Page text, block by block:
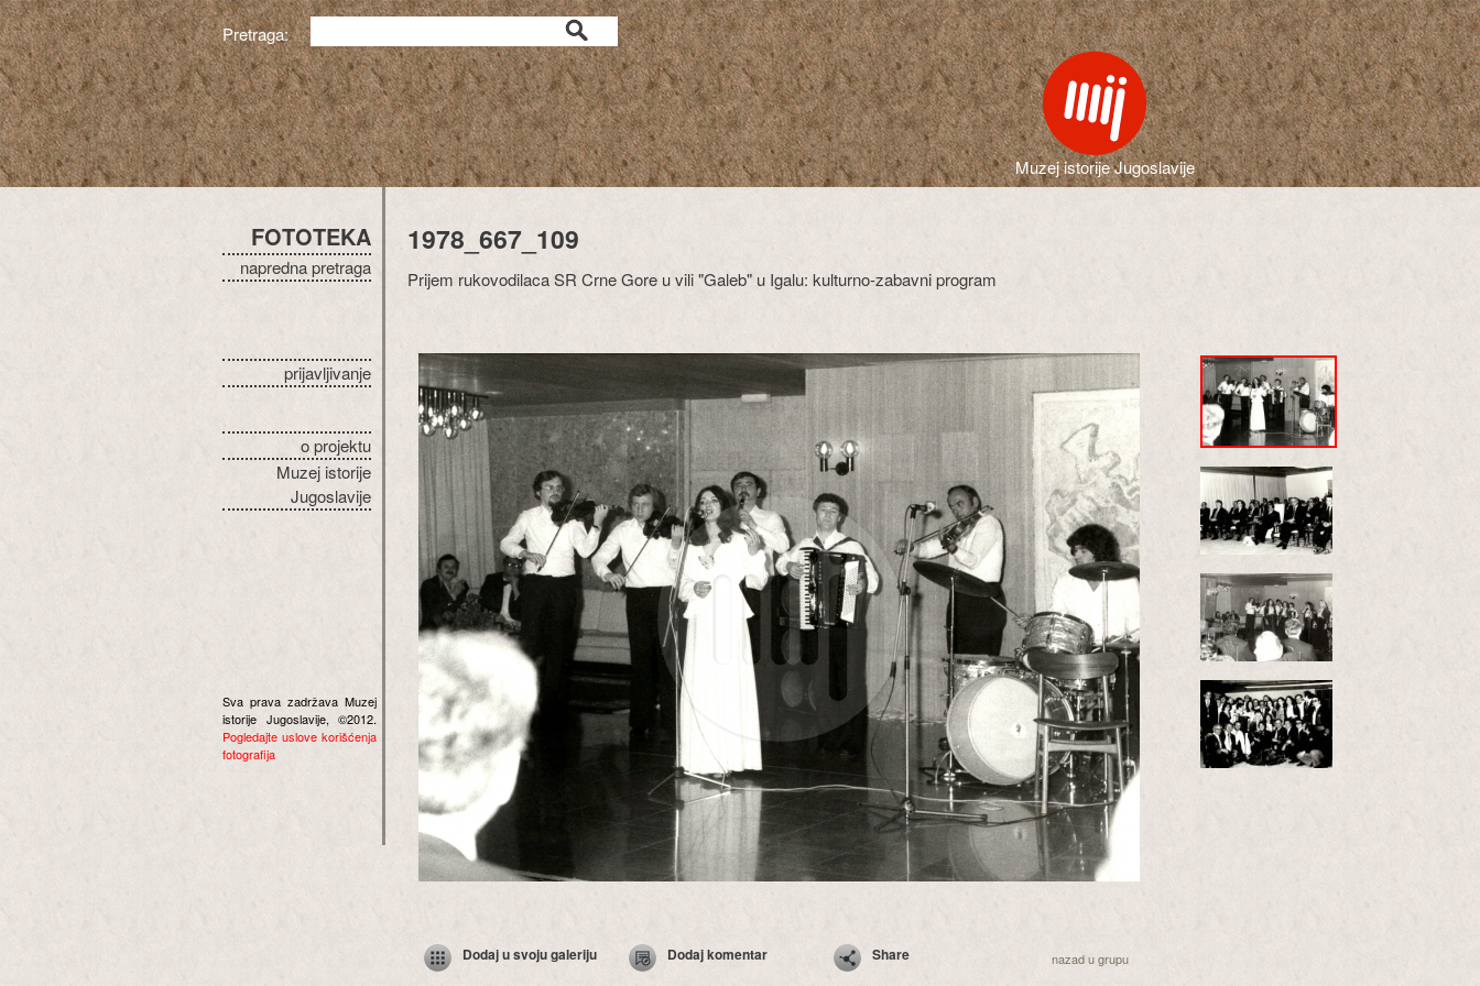
Pretraga:
Muzej istorije Jugoslavije
FOTOTEKA
napredna pretraga
prijavljivanje
o projektu
Muzej istorije
Jugoslavije
Sva prava zadržava Muzej
istorije Jugoslavije, ©2012.
Pogledajte uslove korišćenja
fotografija
1978_667_109
Prijem rukovodilaca SR Crne Gore u vili "Galeb" u Igalu: kulturno-zabavni program
Dodaj u svoju galeriju Dodaj komentar Share nazad u grupu